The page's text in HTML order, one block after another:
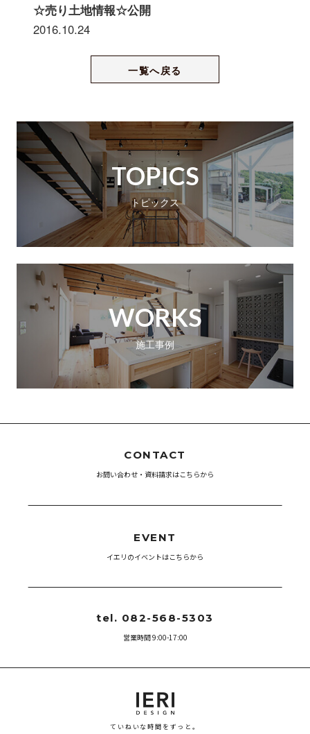
☆売り土地情報☆公開
2016.10.24
一覧へ戻る
TOPICS
トピックス
WORKS
施工事例
CONTACT
お問い合わせ・資料請求はこちらから
EVENT
イエリのイベントはこちらから
tel. 082-568-5303
営業時間 9:00-17:00
ていねいな時間をずっと。